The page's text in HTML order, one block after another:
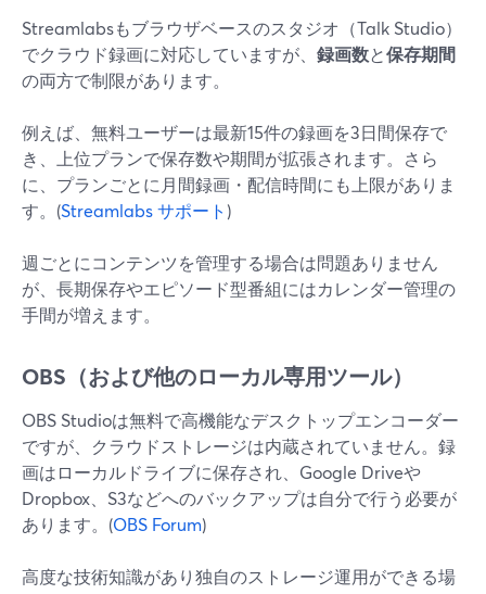
Streamlabsもブラウザベースのスタジオ（Talk Studio）
でクラウド録画に対応していますが、 録画数と保存期間
の両方で制限があります。
例えば、無料ユーザーは最新15件の録画を3日間保存で
き、上位プランで保存数や期間が拡張されます。さら
に、プランごとに月間録画・配信時間にも上限がありま
す。(Streamlabs サポート )
週ごとにコンテンツを管理する場合は問題ありません
が、長期保存やエピソード型番組にはカレンダー管理の
手間が増えます。
OBS（および他のローカル専用ツール）
OBS Studioは無料で高機能なデスクトップエンコーダー
ですが、クラウドストレージは内蔵されていません。録
画はローカルドライブに保存され、Google Driveや
Dropbox、S3などへのバックアップは自分で行う必要が
あります。(OBS Forum)
高度な技術知識があり独自のストレージ運用ができる場